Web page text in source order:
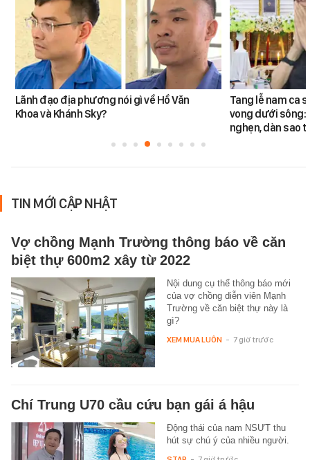
Lãnh đạo địa phương nói gì về Hồ Văn
Khoa và Khánh Sky?
Tang lễ nam ca
vong dưới sông:
nghẹn, dàn sao
TIN MỚI CẬP NHẬT
Vợ chồng Mạnh Trường thông báo về căn
biệt thự 600m2 xây từ 2022
Nội dung cụ thể thông báo mới
của vợ chồng diễn viên Mạnh
Trường về căn biệt thự này là
gì?
XEM MUA LUÔN - 7 giờ trước
Chí Trung U70 cầu cứu bạn gái á hậu
Động thái của nam NSƯT thu
hút sự chú ý của nhiều người.